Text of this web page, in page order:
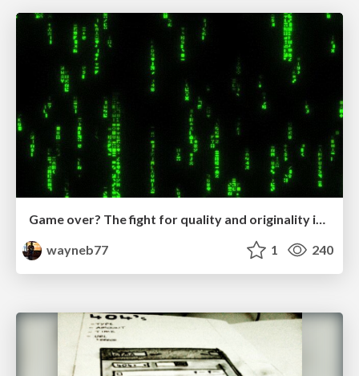
Game over? The fight for quality and originality in the time of robots
wayneb77
1 240